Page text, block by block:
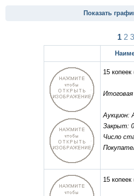
Показать
1 2 3
15 копеек
Итоговая
Аукцион:
Закрыт:
Число
15 копеек